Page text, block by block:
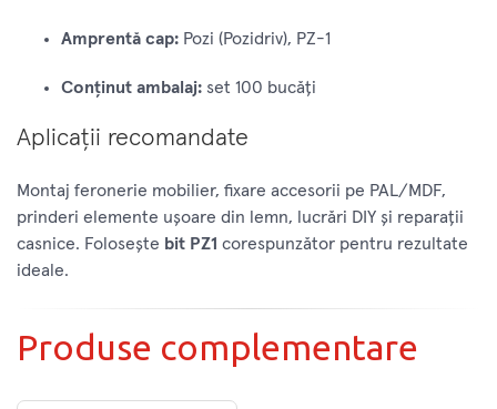
Amprentă cap: Pozi (Pozidriv), PZ-1
Conținut ambalaj: set 100 bucăți
Aplicații recomandate
Montaj feronerie mobilier, fixare accesorii pe PAL/MDF,
prinderi elemente ușoare din lemn, lucrări DIY și reparații
casnice. Folosește bit PZ1 corespunzător pentru rezultate
ideale.
Produse complementare